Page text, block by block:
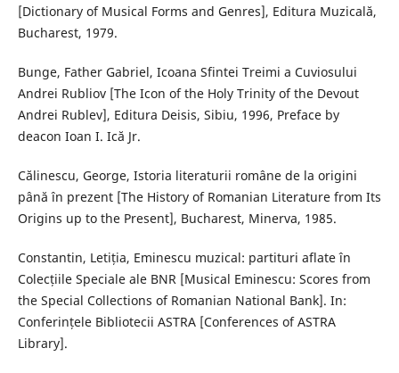
[Dictionary of Musical Forms and Genres], Editura Muzicală,
Bucharest, 1979.
Bunge, Father Gabriel, Icoana Sfintei Treimi a Cuviosului
Andrei Rubliov [The Icon of the Holy Trinity of the Devout
Andrei Rublev], Editura Deisis, Sibiu, 1996, Preface by
deacon Ioan I. Ică Jr.
Călinescu, George, Istoria literaturii române de la origini
până în prezent [The History of Romanian Literature from Its
Origins up to the Present], Bucharest, Minerva, 1985.
Constantin, Letiția, Eminescu muzical: partituri aflate în
Colecțiile Speciale ale BNR [Musical Eminescu: Scores from
the Special Collections of Romanian National Bank]. In:
Conferințele Bibliotecii ASTRA [Conferences of ASTRA
Library].